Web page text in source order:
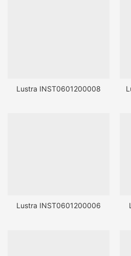
Lustra INST0601200008
Lustra INST0601200006